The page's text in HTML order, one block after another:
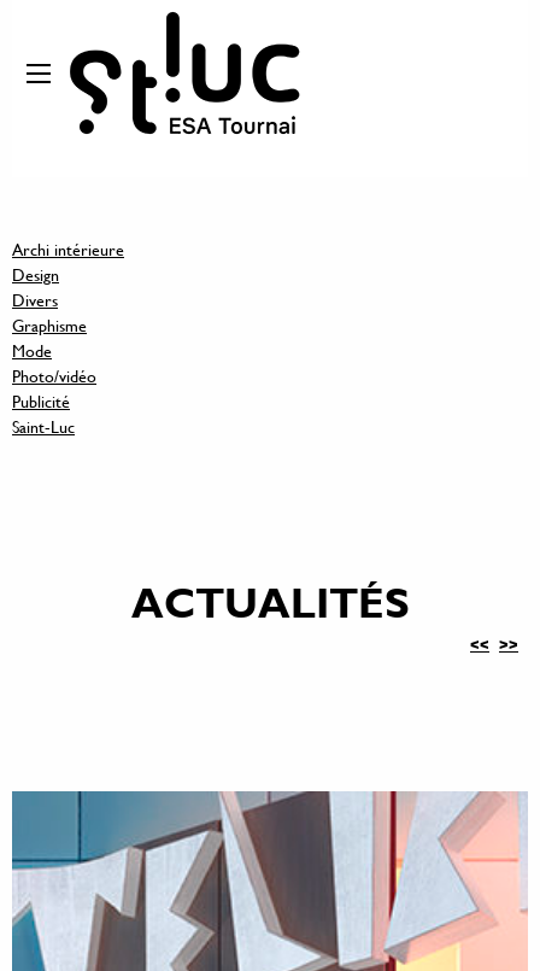
Archi intérieure
Design
Divers
Graphisme
Mode
Photo/vidéo
Publicité
Saint-Luc
ACTUALITÉS
<< >>